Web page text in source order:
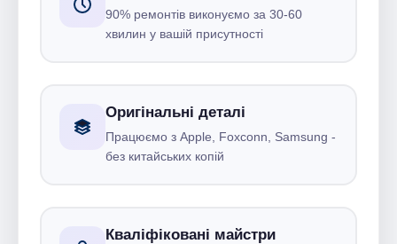
90% ремонтів виконуємо за 30-60
хвилин у вашій присутності
Оригінальні деталі
Працюємо з Apple, Foxconn, Samsung -
без китайських копій
Кваліфіковані майстри